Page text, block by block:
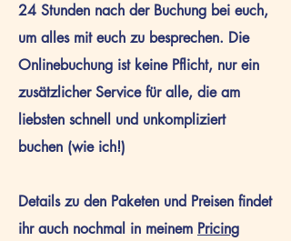
24 Stunden nach der Buchung bei euch,
um alles mit euch zu besprechen. Die
Onlinebuchung ist keine Pflicht, nur ein
zusätzlicher Service für alle, die am
liebsten schnell und unkompliziert
buchen (wie ich!)
Details zu den Paketen und Preisen findet
ihr auch nochmal in meinem Pricing